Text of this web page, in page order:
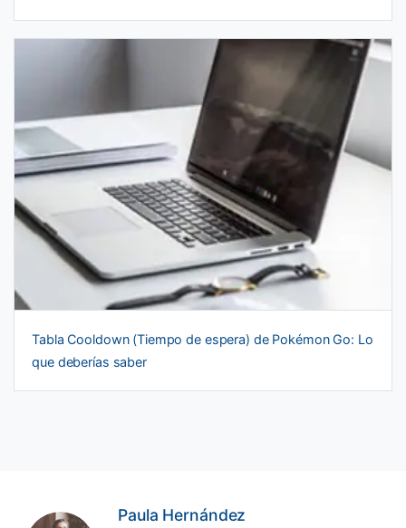
Tabla Cooldown (Tiempo de espera) de Pokémon Go: Lo
que deberías saber
Paula Hernández